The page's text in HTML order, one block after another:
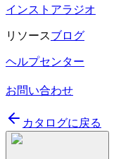
インストアラジオ
リソースブログ
ヘルプセンター
お問い合わせ
カタログに戻る